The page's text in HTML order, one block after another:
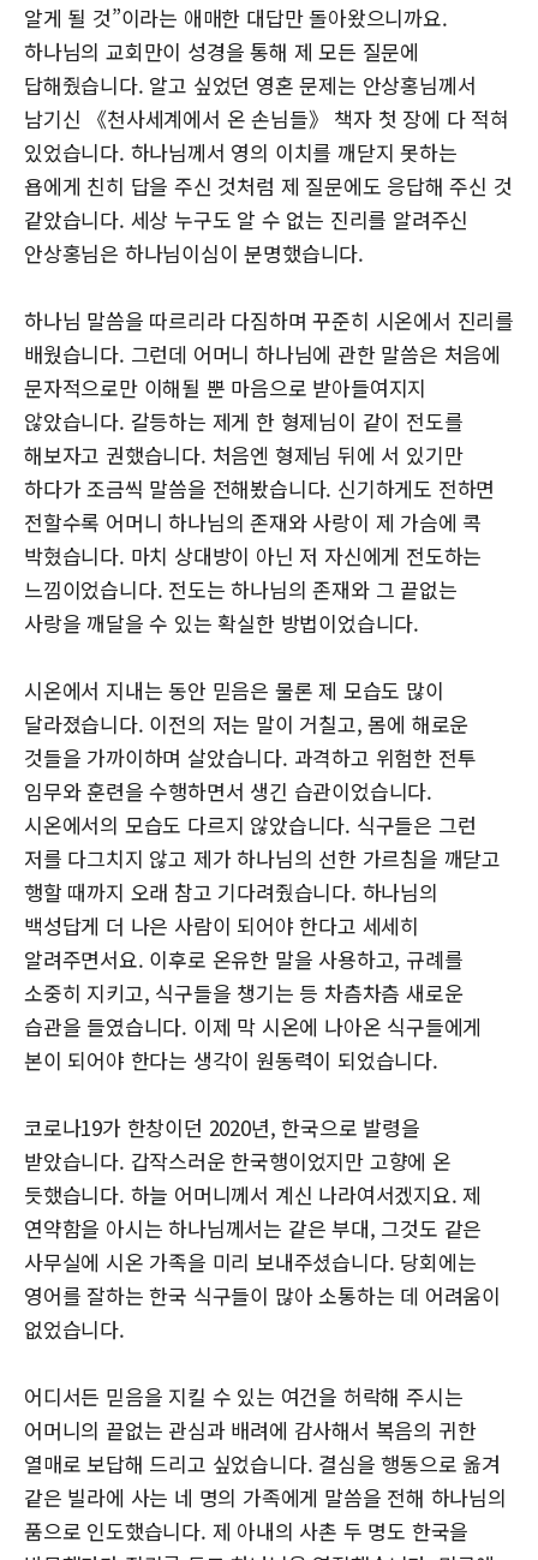
알게 될 것”이라는 애매한 대답만 돌아왔으니까요.
하나님의 교회만이 성경을 통해 제 모든 질문에
답해줬습니다. 알고 싶었던 영혼 문제는 안상홍님께서
남기신 《천사세계에서 온 손님들》 책자 첫 장에 다 적혀
있었습니다. 하나님께서 영의 이치를 깨닫지 못하는
욥에게 친히 답을 주신 것처럼 제 질문에도 응답해 주신 것
같았습니다. 세상 누구도 알 수 없는 진리를 알려주신
안상홍님은 하나님이심이 분명했습니다.
하나님 말씀을 따르리라 다짐하며 꾸준히 시온에서 진리를
배웠습니다. 그런데 어머니 하나님에 관한 말씀은 처음에
문자적으로만 이해될 뿐 마음으로 받아들여지지
않았습니다. 갈등하는 제게 한 형제님이 같이 전도를
해보자고 권했습니다. 처음엔 형제님 뒤에 서 있기만
하다가 조금씩 말씀을 전해봤습니다. 신기하게도 전하면
전할수록 어머니 하나님의 존재와 사랑이 제 가슴에 콕
박혔습니다. 마치 상대방이 아닌 저 자신에게 전도하는
느낌이었습니다. 전도는 하나님의 존재와 그 끝없는
사랑을 깨달을 수 있는 확실한 방법이었습니다.
시온에서 지내는 동안 믿음은 물론 제 모습도 많이
달라졌습니다. 이전의 저는 말이 거칠고, 몸에 해로운
것들을 가까이하며 살았습니다. 과격하고 위험한 전투
임무와 훈련을 수행하면서 생긴 습관이었습니다.
시온에서의 모습도 다르지 않았습니다. 식구들은 그런
저를 다그치지 않고 제가 하나님의 선한 가르침을 깨닫고
행할 때까지 오래 참고 기다려줬습니다. 하나님의
백성답게 더 나은 사람이 되어야 한다고 세세히
알려주면서요. 이후로 온유한 말을 사용하고, 규례를
소중히 지키고, 식구들을 챙기는 등 차츰차츰 새로운
습관을 들였습니다. 이제 막 시온에 나아온 식구들에게
본이 되어야 한다는 생각이 원동력이 되었습니다.
코로나19가 한창이던 2020년, 한국으로 발령을
받았습니다. 갑작스러운 한국행이었지만 고향에 온
듯했습니다. 하늘 어머니께서 계신 나라여서겠지요. 제
연약함을 아시는 하나님께서는 같은 부대, 그것도 같은
사무실에 시온 가족을 미리 보내주셨습니다. 당회에는
영어를 잘하는 한국 식구들이 많아 소통하는 데 어려움이
없었습니다.
어디서든 믿음을 지킬 수 있는 여건을 허락해 주시는
어머니의 끝없는 관심과 배려에 감사해서 복음의 귀한
열매로 보답해 드리고 싶었습니다. 결심을 행동으로 옮겨
같은 빌라에 사는 네 명의 가족에게 말씀을 전해 하나님의
품으로 인도했습니다. 제 아내의 사촌 두 명도 한국을